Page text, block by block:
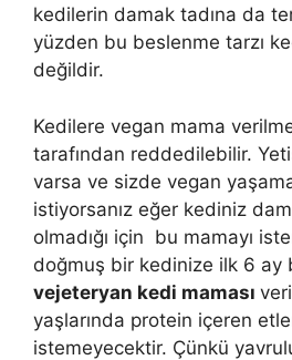
kedilerin damak tadına da
yüzden bu beslenme tarzı
değildir.
Kedilere vegan mama
tarafından reddedilebilir.
varsa ve sizde vegan
istiyorsanız eğer kediniz
olmadığı için bu mamayı
doğmuş bir kedinize ilk 6 ay
vejeteryan kedi maması
yaşlarında protein içeren
istemeyecektir. Çünkü